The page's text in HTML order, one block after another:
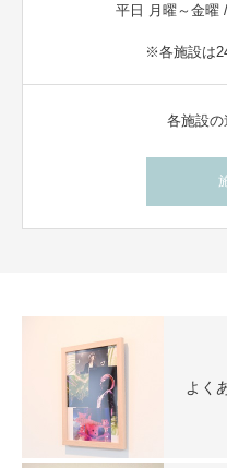
平日 月曜～金曜
※各施設は
各施設の
よく